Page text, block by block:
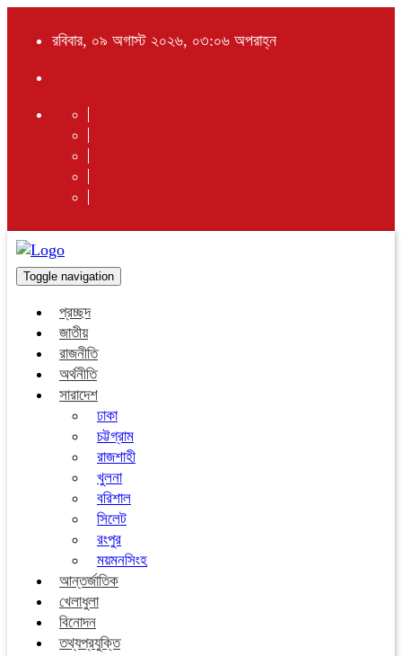
রবিবার, ০৯ অগাস্ট ২০২৬, ০৩:০৬ অপরাহ্ন
Toggle navigation
প্রচ্ছদ
জাতীয়
রাজনীতি
অর্থনীতি
সারাদেশ
ঢাকা
চট্টগ্রাম
রাজশাহী
খুলনা
বরিশাল
সিলেট
রংপুর
ময়মনসিংহ
আন্তর্জাতিক
খেলাধুলা
বিনোদন
তথ্যপ্রযুক্তি